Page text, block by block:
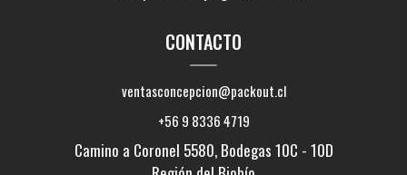
CONTACTO
ventasconcepcion@packout.cl
+56 9 8336 4719
Camino a Coronel 5580, Bodegas 10C - 10D